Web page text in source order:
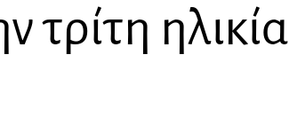
τρίτη ηλικία